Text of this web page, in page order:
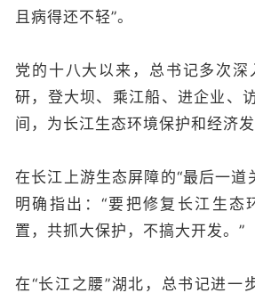
且病得还不轻”。
党的十八大以来，总书记多次深
研，登大坝、乘江船、进企业、
间，为长江生态环境保护和经济发
在长江上游生态屏障的“最后一道
明确指出：“要把修复长江生态
置，共抓大保护，不搞大开发。”
在“长江之腰”湖北，总书记进一